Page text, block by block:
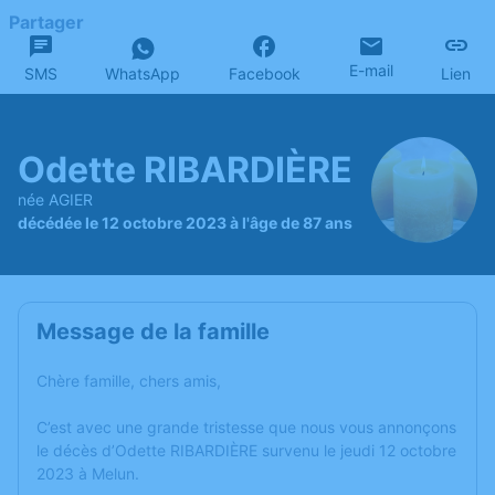
Partager
SMS WhatsApp Facebook E-mail Lien
Odette RIBARDIÈRE
née AGIER
décédée le 12 octobre 2023 à l'âge de 87 ans
Message de la famille
Chère famille, chers amis,
C’est avec une grande tristesse que nous vous annonçons
le décès d’Odette RIBARDIÈRE survenu le jeudi 12 octobre
2023 à Melun.